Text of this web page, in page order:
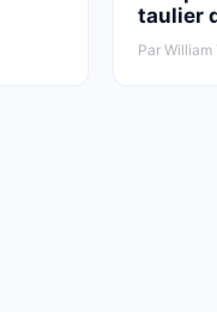
taulier
Par William